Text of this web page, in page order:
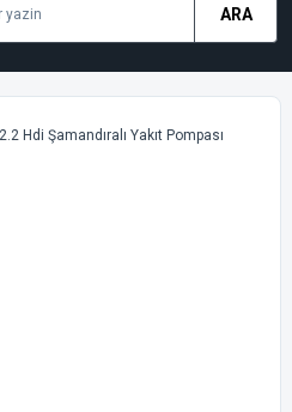
ARA